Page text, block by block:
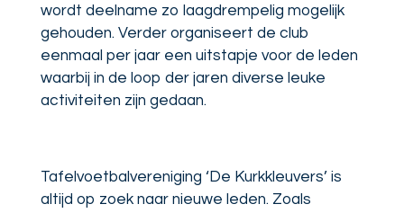
wordt deelname zo laagdrempelig mogelijk
gehouden. Verder organiseert de club
eenmaal per jaar een uitstapje voor de leden
waarbij in de loop der jaren diverse leuke
activiteiten zijn gedaan.
Tafelvoetbalvereniging ‘De Kurkkleuvers’ is
altijd op zoek naar nieuwe leden. Zoals